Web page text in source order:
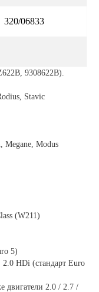
320/06833
9308622B).
Stavic
Megane, Modus
(W211)
5)
HDi (стандарт Euro
двигатели 2.0 / 2.7 /